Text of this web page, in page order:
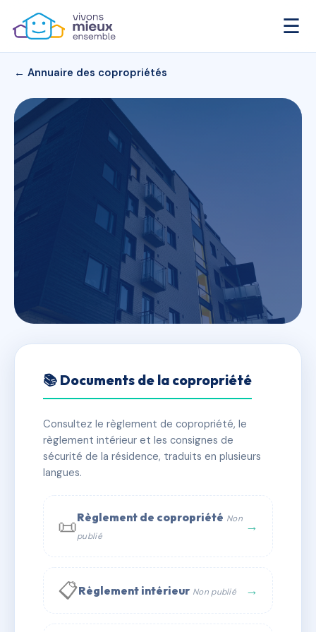
☰
← Annuaire des copropriétés
LES CENT VIGNES
✓ Immatriculée 🏠 59 lots 🏗 2 bâtiment(s)
📞 Contacter Syndic Digital
📚 Documents de la copropriété
Consultez le règlement de copropriété, le
règlement intérieur et les consignes de
sécurité de la résidence, traduits en plusieurs
langues.
📜Règlement de copropriété Non
publié
→
📋Règlement intérieur Non publié →